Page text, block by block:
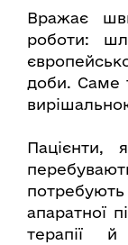
Вражає
роботи:
доби. Саме
Пацієнти,
апаратної
терапії й